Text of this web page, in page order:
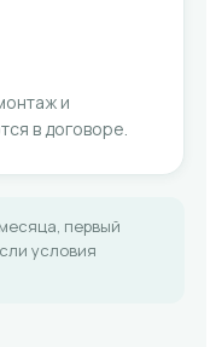
и
в договоре.
первый
условия